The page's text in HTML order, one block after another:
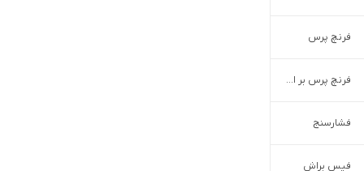
فرنچ پرس
فرنچ پرس بر اساس برند
فشارسنج
فیس براش